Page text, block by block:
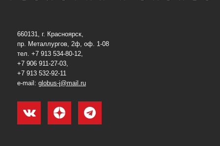
660131, г. Красноярск,
пр. Металлургов, 2ф, оф. 1-08
тел. +7 913 534-80-12,
+7 906 911-27-03,
+7 913 532-92-11
e-mail: globus-j@mail.ru